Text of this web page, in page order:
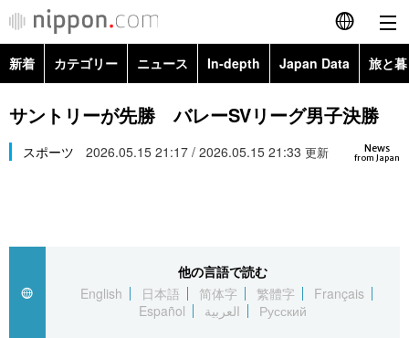
English
简体字
繁體字
العربية
新着 カテゴリー ニュース In-depth Japan Data 旅と
政治・外交
経済・ビジネス
社会
文化
Topics
Images
お知らせ
サントリーが先勝 バレーSVリーグ男子決勝
News
from Japan
スポーツ 2026.05.15 21:17 / 2026.05.15 21:33 更新
他の言語で読む
English
日本語 简体字 繁體字
Français
Español
العربية Русский